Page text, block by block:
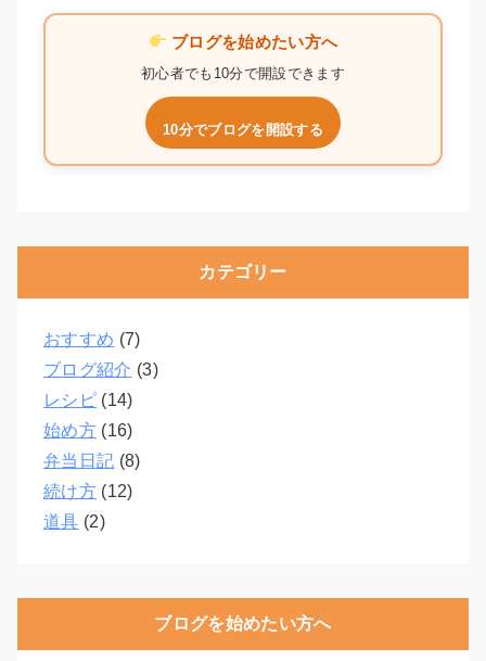
ブログを始めたい方へ
初心者でも10分で開設できます
10分でブログを開設する
カテゴリー
おすすめ (7)
ブログ紹介 (3)
レシピ(14)
始め方(16)
弁当日記 (8)
続け方(12)
道具 (2)
ブログを始めたい方へ